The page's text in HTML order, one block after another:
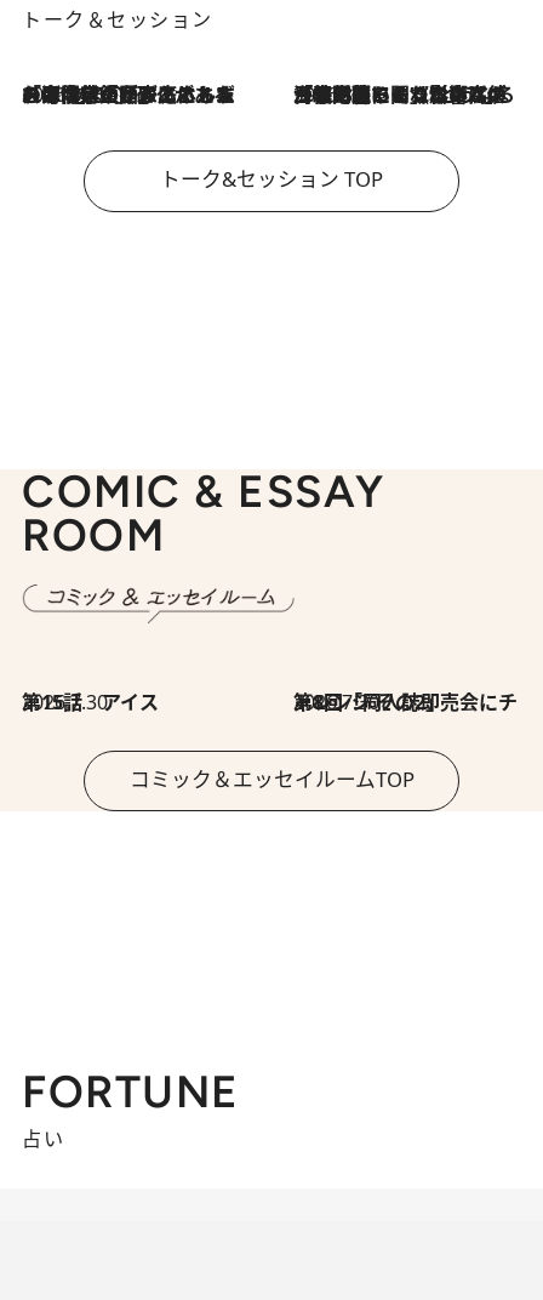
トーク＆セッション
2026.8.3
「今後値上げがあるとすれば…」「リスクがあるのは今年の冬」エネルギー専門家が語る、ホルムズ海峡封鎖が家庭にもたらす“ある心配” 2026.8.3
「住宅建てられない…」「サーチャージ料の高値が続いている」ホルムズ海峡封鎖による影響はいつまで続く？《エネルギー専門家に聞く“どうなる日本の暮らし”》
トーク&セッション TOP
COMIC & ESSAY
ROOM
2026.7.30
第15話 アイス 2026.7.30
第8回「同人誌即売会にチャレンジ その2」
コミック＆エッセイルームTOP
FORTUNE
占い